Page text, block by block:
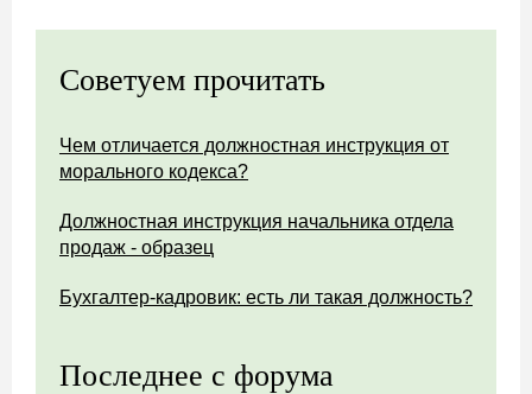
Советуем прочитать
Чем отличается должностная инструкция от
морального кодекса?
Должностная инструкция начальника отдела
продаж - образец
Бухгалтер-кадровик: есть ли такая должность?
Последнее с форума